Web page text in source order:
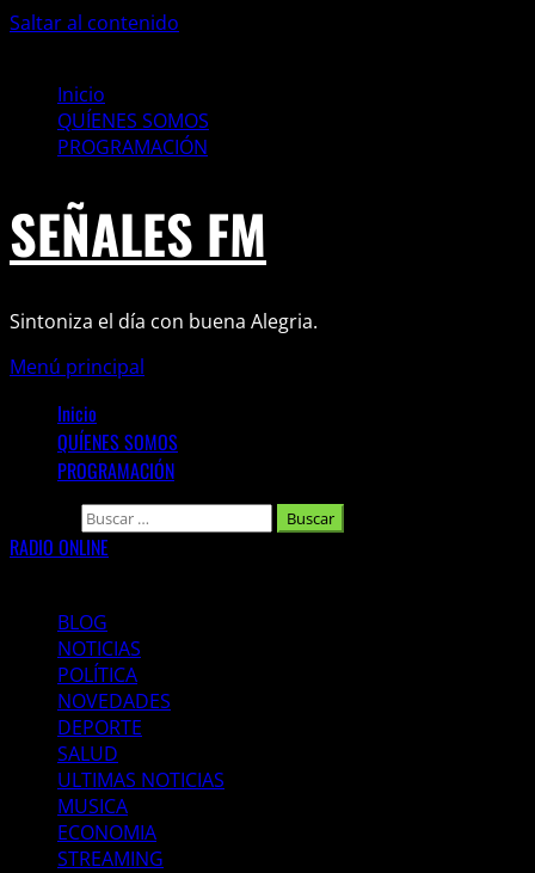
Saltar al contenido
Inicio
QUÍENES SOMOS
PROGRAMACIÓN
SEÑALES FM
Sintoniza el día con buena Alegria.
Menú principal
Inicio
QUÍENES SOMOS
PROGRAMACIÓN
RADIO ONLINE
BLOG
NOTICIAS
POLÍTICA
NOVEDADES
DEPORTE
SALUD
ULTIMAS NOTICIAS
MUSICA
ECONOMIA
STREAMING